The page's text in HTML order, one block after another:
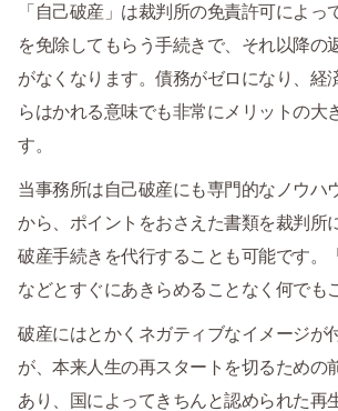
「自己破産」は裁判所の免責許可によっ
を免除してもらう手続きで、それ以降の
がなくなります。債務がゼロになり、経
らはかれる意味でも非常にメリットの大
す。
当事務所は自己破産にも専門的なノウハ
から、ポイントをおさえた書類を裁判所
破産手続きを代行することも可能です。
などとすぐにあきらめることなく何でも
破産にはとかくネガティブなイメージが
が、本来人生の再スタートを切るための
あり、国によってきちんと認められた再